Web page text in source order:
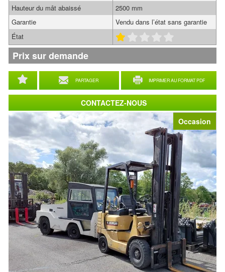
Occasion
PARTAGER IMPRIMER AU FORMAT PDF
Hauteur du mât abaissé
2500 mm
Garantie
Vendu dans l’état sans garantie
État
Prix sur demande
CONTACTEZ-NOUS